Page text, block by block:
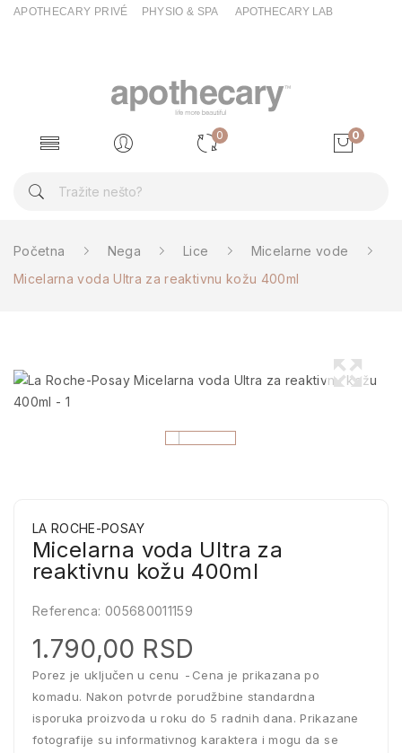
APOTHECARY PRIVÉ PHYSIO & SPA APOTHECARY LAB
0 0
Početna Nega Lice
Micelarne vode
Micelarna voda Ultra za reaktivnu kožu 400ml
LA ROCHE-POSAY
Micelarna voda Ultra za
reaktivnu kožu 400ml
Referenca: 005680011159
1.790,00 RSD
Porez je uključen u cenu
Cena je prikazana po
komadu. Nakon potvrde porudžbine standardna
isporuka proizvoda u roku do 5 radnih dana. Prikazane
fotografije su informativnog karaktera i mogu da se